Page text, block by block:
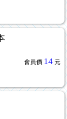
會員價 14 元